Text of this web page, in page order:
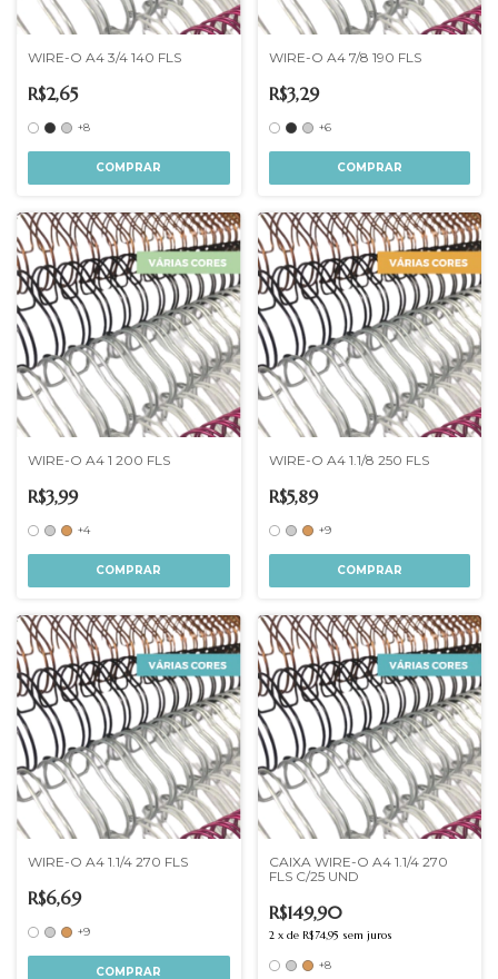
WIRE-O A4 3/4 140 FLS
R$2,65
+8
COMPRAR
WIRE-O A4 7/8 190 FLS
R$3,29
+6
COMPRAR
WIRE-O A4 1 200 FLS
R$3,99
+4
COMPRAR
WIRE-O A4 1.1/8 250 FLS
R$5,89
+9
COMPRAR
WIRE-O A4 1.1/4 270 FLS
R$6,69
+9
COMPRAR
CAIXA WIRE-O A4 1.1/4 270
FLS C/25 UND
R$149,90
2 x de R$74,95 sem juros
+8